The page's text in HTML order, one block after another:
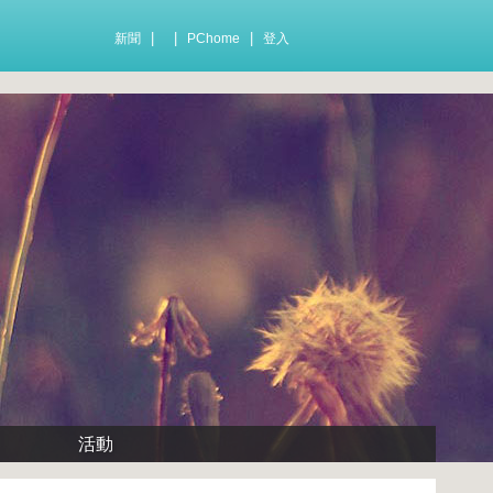
新聞 PChome 登入
活動